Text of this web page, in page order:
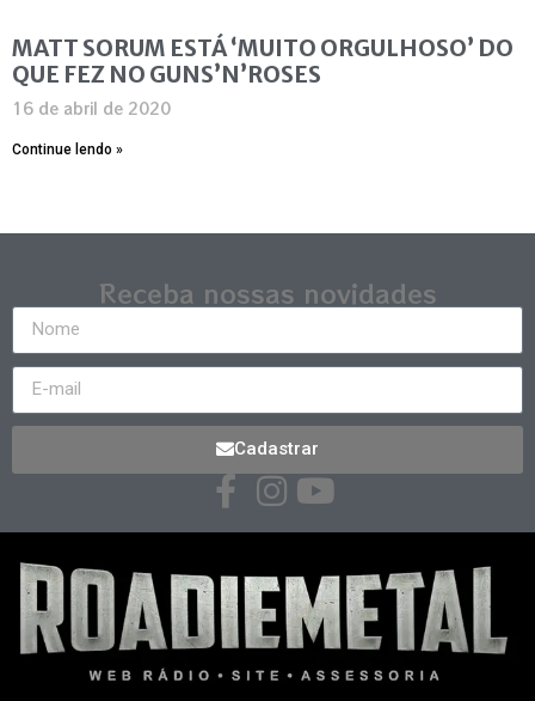
MATT SORUM ESTÁ ‘MUITO ORGULHOSO’ DO
QUE FEZ NO GUNS’N’ROSES
16 de abril de 2020
Continue lendo »
Receba nossas novidades
Cadastrar